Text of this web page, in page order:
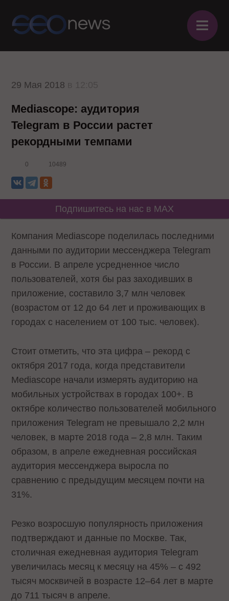
≡
29 Мая 2018
Mediascope: аудитория
Telegram в России растет
рекордными темпами
0 10489
Подпишитесь на нас в MAX
Компания Mediascope поделилась последними
данными по аудитории мессенджера Telegram
в России. В апреле усредненное число
пользователей, хотя бы раз заходивших в
приложение, составило 3,7 млн человек
(возрастом от 12 до 64 лет и проживающих в
городах с населением от 100 тыс. человек).
Стоит отметить, что эта цифра – рекорд с
октября 2017 года, когда представители
Mediascope начали измерять аудиторию на
мобильных устройствах в городах 100+. В
октябре количество пользователей мобильного
приложения Telegram не превышало 2,2 млн
человек, в марте 2018 года – 2,8 млн. Таким
образом, в апреле ежедневная российская
аудитория мессенджера выросла по
сравнению с предыдущим месяцем почти на
31%.
Резко возросшую популярность приложения
подтверждают и данные по Москве. Так,
столичная ежедневная аудитория Telegram
увеличилась месяц к месяцу на 45% – с 492
тысяч москвичей в возрасте 12–64 лет в марте
до 711 тысяч в апреле.